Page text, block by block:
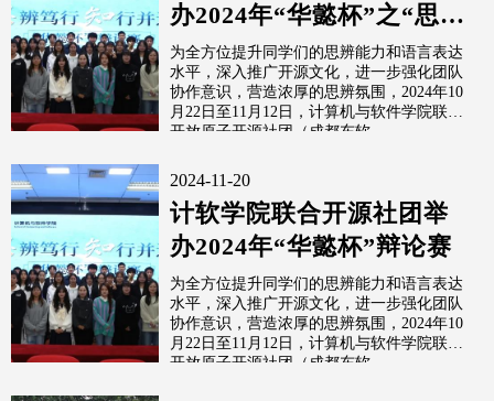
办2024年“华懿杯”之“思辨
笃行，知行并进 ”辩论赛
为全方位提升同学们的思辨能力和语言表达
水平，深入推广开源文化，进一步强化团队
协作意识，营造浓厚的思辨氛围，2024年10
月22日至11月12日，计算机与软件学院联合
开放原子开源社团（成都东软...
2024-11-20
计软学院联合开源社团举
办2024年“华懿杯”辩论赛
为全方位提升同学们的思辨能力和语言表达
水平，深入推广开源文化，进一步强化团队
协作意识，营造浓厚的思辨氛围，2024年10
月22日至11月12日，计算机与软件学院联合
开放原子开源社团（成都东软...